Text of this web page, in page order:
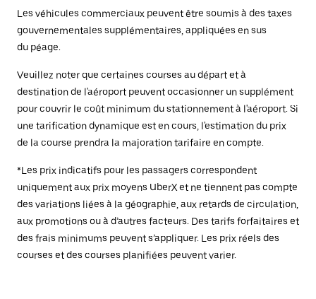
Les véhicules commerciaux peuvent être soumis à des taxes
gouvernementales supplémentaires, appliquées en sus
du péage.
Veuillez noter que certaines courses au départ et à
destination de l'aéroport peuvent occasionner un supplément
pour couvrir le coût minimum du stationnement à l'aéroport. Si
une tarification dynamique est en cours, l'estimation du prix
de la course prendra la majoration tarifaire en compte.
*Les prix indicatifs pour les passagers correspondent
uniquement aux prix moyens UberX et ne tiennent pas compte
des variations liées à la géographie, aux retards de circulation,
aux promotions ou à d’autres facteurs. Des tarifs forfaitaires et
des frais minimums peuvent s’appliquer. Les prix réels des
courses et des courses planifiées peuvent varier.